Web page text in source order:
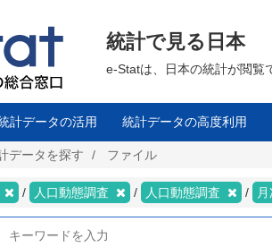
統計で見る日本
e-Statは、日本の統計が閲覧
計データの活用 統計データの高度利用
データを探す ファイル
人口動態調査 人口動態調査